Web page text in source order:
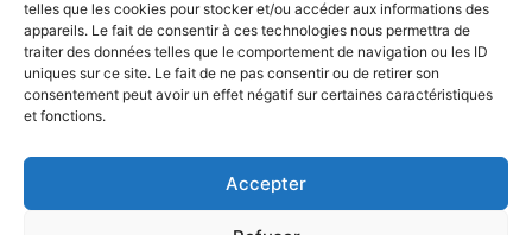
telles que les cookies pour stocker et/ou accéder aux informations des
appareils. Le fait de consentir à ces technologies nous permettra de
traiter des données telles que le comportement de navigation ou les ID
uniques sur ce site. Le fait de ne pas consentir ou de retirer son
consentement peut avoir un effet négatif sur certaines caractéristiques
et fonctions.
Accepter
Mon compte
Nous contacter
Mode paiement
Nos services
Politique de confidentialité
Politique de cookies (UE)